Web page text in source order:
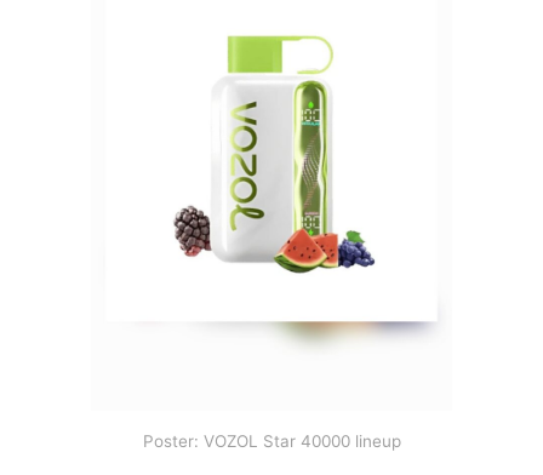
Poster: VOZOL Star 40000 lineup